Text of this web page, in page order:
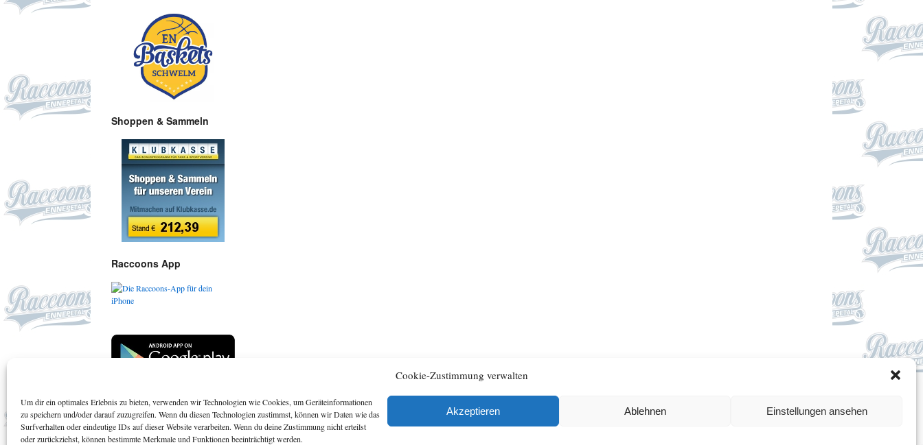
Cookie-Zustimmung verwalten
Um dir ein optimales Erlebnis zu bieten, verwenden wir Technologien wie Cookies, um Geräteinformationen
zu speichern und/oder darauf zuzugreifen. Wenn du diesen Technologien zustimmst, können wir Daten wie das
Surfverhalten oder eindeutige IDs auf dieser Website verarbeiten. Wenn du deine Zustimmung nicht erteilst
oder zurückziehst, können bestimmte Merkmale und Funktionen beeinträchtigt werden.
Akzeptieren Ablehnen Einstellungen ansehen
Shoppen & Sammeln
Raccoons App
Suchen Archiv Artikel
Impressum